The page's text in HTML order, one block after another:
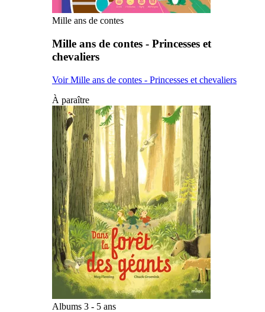
Mille ans de contes
Mille ans de contes - Princesses et
chevaliers
Voir Mille ans de contes - Princesses et chevaliers
À paraître
Albums 3 - 5 ans